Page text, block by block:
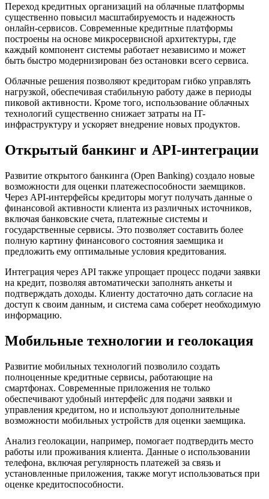
Переход кредитных организаций на облачные платформы
существенно повысил масштабируемость и надежность
онлайн-сервисов. Современные кредитные платформы
построены на основе микросервисной архитектуры, где
каждый компонент системы работает независимо и может
быть быстро модернизирован без остановки всего сервиса.
Облачные решения позволяют кредиторам гибко управлять
нагрузкой, обеспечивая стабильную работу даже в периоды
пиковой активности. Кроме того, использование облачных
технологий существенно снижает затраты на IT-
инфраструктуру и ускоряет внедрение новых продуктов.
Открытый банкинг и API-интеграции
Развитие открытого банкинга (Open Banking) создало новые
возможности для оценки платежеспособности заемщиков.
Через API-интерфейсы кредиторы могут получать данные о
финансовой активности клиента из различных источников,
включая банковские счета, платежные системы и
государственные сервисы. Это позволяет составить более
полную картину финансового состояния заемщика и
предложить ему оптимальные условия кредитования.
Интеграция через API также упрощает процесс подачи заявки
на кредит, позволяя автоматически заполнять анкеты и
подтверждать доходы. Клиенту достаточно дать согласие на
доступ к своим данным, и система сама соберет необходимую
информацию.
Мобильные технологии и геолокация
Развитие мобильных технологий позволило создать
полноценные кредитные сервисы, работающие на
смартфонах. Современные приложения не только
обеспечивают удобный интерфейс для подачи заявки и
управления кредитом, но и используют дополнительные
возможности мобильных устройств для оценки заемщика.
Анализ геолокации, например, помогает подтвердить место
работы или проживания клиента. Данные о использовании
телефона, включая регулярность платежей за связь и
установленные приложения, также могут использоваться при
оценке кредитоспособности.